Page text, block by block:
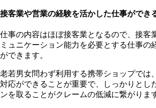
接客業や営業の経験を活かした仕事ができ
仕事の内容はほぼ接客業となるので、接客
ミュニケーション能力を必要とする仕事の
ができます。
老若男女問わず利用する携帯ショップでは
対応ができることが重要で、しっかりとし
ンを取ることがクレームの低減に繋がりま